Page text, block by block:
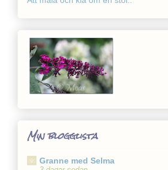
Min blogglista
Granne med Selma